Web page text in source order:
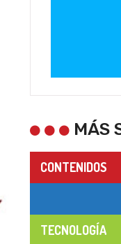
MÁS
CONTENIDOS
TECNOLOGÍA